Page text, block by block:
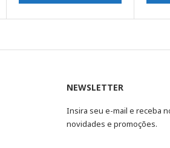
NEWSLETTER
Insira seu e-mail e receba
novidades e promoções.